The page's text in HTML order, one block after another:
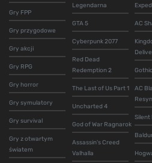
Gry FPP
Gry przygodowe
Gry akcji
Gry RPG
Gry horror
Gry symulatory
Gry survival
Gry z otwartym
światem
Legendarna
GTA 5
Cyberpunk 2077
Red Dead
Redemption 2
The Last of Us Part 1
Uncharted 4
God of War Ragnarok
Assassin's Creed
Valhalla
AC
AC
Silent